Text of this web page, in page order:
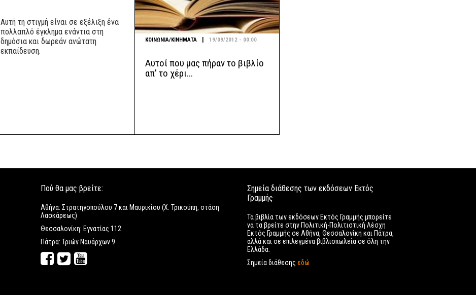
Αυτή τη στιγμή είναι σε εξέλιξη ένα
πολλαπλό έγκλημα ενάντια στη
δημόσια και δωρεάν ανώτατη
εκπαίδευση.
ΚΟΙΝΩΝΙΑ/ΚΙΝΗΜΑΤΑ | 19/09/2012 - 00:00
Αυτοί που μας πήραν το βιβλίο
απ' το χέρι...
Πού θα μας βρείτε:
Αθήνα: Στρατηγοπούλου 7 και Μαυρικίου (Χ. Τρικούπη, στάση
Λασκάρεως)
Θεσσαλονίκη: Εγνατίας 112
Πάτρα: Τριών Ναυάρχων 9
Σημεία διάθεσης των εκδόσεων Εκτός
Γραμμής
Τα βιβλία των εκδόσεων Εκτός Γραμμής μπορείτε
να τα βρείτε στην Πολιτική-Πολιτιστική Λέσχη
Εκτός Γραμμής σε Αθήνα, Θεσσαλονίκη και Πάτρα,
αλλά και σε επιλεγμένα βιβλιοπωλεία σε όλη την
Ελλάδα.
Σημεία διάθεσης εδώ